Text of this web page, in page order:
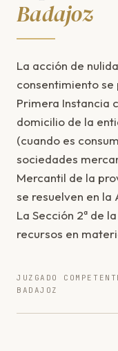
Badajoz
La acción de
consentimiento
Primera Instancia
domicilio de la
(cuando es
sociedades
Mercantil de la
se resuelven en la
La Sección 2ª de
recursos en
JUZGADO
BADAJOZ